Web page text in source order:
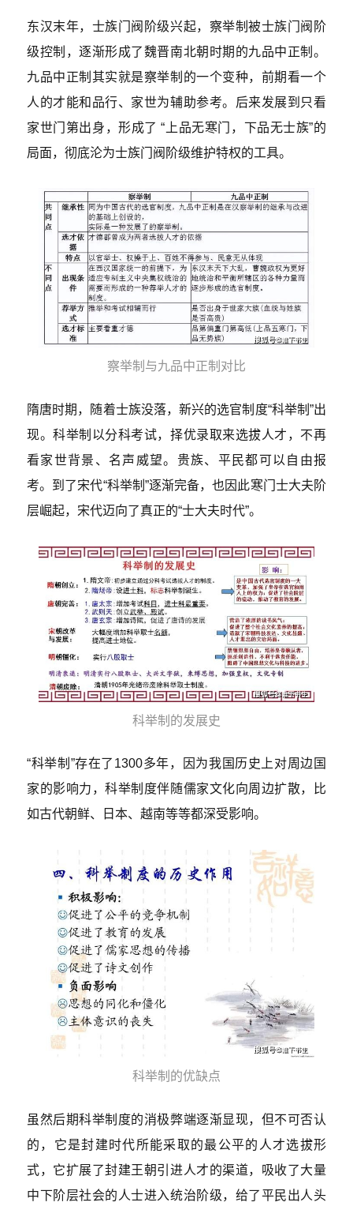
东汉末年，士族门阀阶级兴起，察举制被士族门阀阶
级控制，逐渐形成了魏晋南北朝时期的九品中正制。
九品中正制其实就是察举制的一个变种，前期看一个
人的才能和品行、家世为辅助参考。后来发展到只看
家世门第出身，形成了 “上品无寒门，下品无士族”的
局面，彻底沦为士族门阀阶级维护特权的工具。
察举制与九品中正制对比
隋唐时期，随着士族没落，新兴的选官制度“科举制”出
现。科举制以分科考试，择优录取来选拔人才，不再
看家世背景、名声威望。贵族、平民都可以自由报
考。到了宋代“科举制”逐渐完备，也因此寒门士大夫阶
层崛起，宋代迈向了真正的“士大夫时代”。
科举制的发展史
“科举制”存在了1300多年，因为我国历史上对周边国
家的影响力，科举制度伴随儒家文化向周边扩散，比
如古代朝鲜、日本、越南等等都深受影响。
科举制的优缺点
虽然后期科举制度的消极弊端逐渐显现，但不可否认
的，它是封建时代所能采取的最公平的人才选拔形
式，它扩展了封建王朝引进人才的渠道，吸收了大量
中下阶层社会的人士进入统治阶级，给了平民出人头